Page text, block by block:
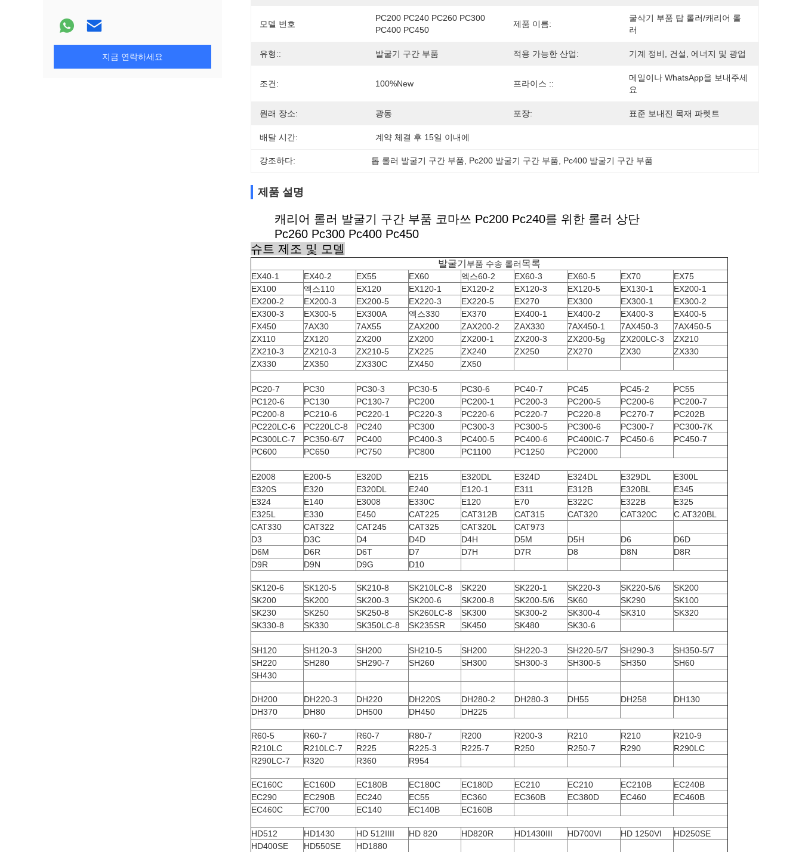
지금 연락하세요
모델 번호
PC200 PC240 PC260 PC300
PC400 PC450
제품 이름:
굴삭기 부품 탑 롤러/캐리어 롤
러
유형:: 발굴기 구간 부품 적용 가능한 산업: 기계 정비, 건설, 에너지 및 광업
조건: 100%new 프라이스 ::
메일이나 WhatsApp을 보내주세
요
원래 장소: 광동 포장: 표준 보내진 목재 파렛트
배달 시간: 계약 체결 후 15일 이내에
강조하다: 톱 롤러 발굴기 구간 부품 Pc200 발굴기 구간 부품 Pc400 발굴기 구간 부품
제품 설명
캐리어 롤러 발굴기 구간 부품 코마쓰 Pc200 Pc240를 위한 롤러 상단
Pc260 Pc300 Pc400 Pc450
슈트 제조 및 모델
발굴기 부품 수송 롤러목록
EX40-1 EX40-2 EX55 EX60 엑스60-2 EX60-3 EX60-5 EX70
EX75
EX100
엑스110 EX120 EX120-1 EX120-2 EX120-3 EX120-5 EX130-1
EX200-1
EX200-2
EX200-3 EX200-5 EX220-3 EX220-5 EX270 EX300 EX300-1
EX300-2
EX300-3
EX300-5 EX300A 엑스330 EX370 EX400-1 EX400-2 EX400-3
EX400-5
FX450
7AX30 7AX55 ZAX200 ZAX200-2 ZAX330 7AX450-1 7AX450-3
7AX450-5
ZX110
ZX120 ZX200 ZX200 ZX200-1 ZX200-3 ZX200-5g ZX200LC-3
ZX210
ZX210-3
ZX210-3 ZX210-5 ZX225 ZX240 ZX250 ZX270 ZX30
ZX330
ZX330
ZX350 ZX330C ZX450 ZX50
PC20-7 PC30 PC30-3 PC30-5 PC30-6 PC40-7 PC45 PC45-2
PC55
PC120-6
PC130 PC130-7 PC200 PC200-1 PC200-3 PC200-5 PC200-6
PC200-7
PC200-8
PC210-6 PC220-1 PC220-3 PC220-6 PC220-7 PC220-8 PC270-7
PC202B
PC220LC-6
PC220LC-8 PC240 PC300 PC300-3 PC300-5 PC300-6 PC300-7
PC300-7K
PC300LC-7
PC350-6/7 PC400 PC400-3 PC400-5 PC400-6 PC400IC-7 PC450-6
PC450-7
PC600
PC650 PC750 PC800 PC1100 PC1250 PC2000
E2008 E200-5 E320D E215 E320DL E324D E324DL E329DL
E300L
E320S
E320 E320DL E240 E120-1 E311 E312B E320BL
E345
E324
E140 E3008 E330C E120 E70 E322C E322B
E325
E325L
E330 E450 CAT225 CAT312B CAT315 CAT320 CAT320C
C.AT320BL
CAT330
CAT322 CAT245 CAT325 CAT320L
CAT973
D3
D3C D4 D4D D4H D5M D5H D6
D6D
D6M
D6R D6T D7 D7H D7R D8 D8N
D8R
D9R
D9N D9G D10
SK120-6 SK120-5 SK210-8 SK210LC-8 SK220 SK220-1 SK220-3 SK220-5/6
SK200
SK200
SK200 SK200-3 SK200-6 SK200-8 SK200-5/6 SK60 SK290
SK100
SK230
SK250 SK250-8 SK260LC-8 SK300 SK300-2 SK300-4 SK310
SK320
SK330-8
SK330 SK350LC-8 SK235SR SK450 SK480 SK30-6
SH120 SH120-3 SH200 SH210-5 SH200 SH220-3 SH220-5/7 SH290-3
SH350-5/7
SH220
SH280 SH290-7 SH260 SH300 SH300-3 SH300-5 SH350
SH60
SH430
DH200 DH220-3 DH220 DH220S DH280-2 DH280-3 DH55 DH258
DH130
DH370
DH80 DH500 DH450 DH225
R60-5 R60-7 R60-7 R80-7 R200 R200-3 R210 R210
R210-9
R210LC
R210LC-7 R225 R225-3 R225-7 R250 R250-7 R290
R290LC
R290LC-7
R320 R360 R954
EC160C EC160D EC180B EC180C EC180D EC210 EC210 EC210B
EC240B
EC290
EC290B EC240 EC55 EC360 EC360B EC380D EC460
EC460B
EC460C
EC700 EC140 EC140B EC160B
HD512 HD1430 HD 512IIII HD 820 HD820R HD1430III HD700VI HD 1250VI
HD250SE
HD400SE
HD550SE HD1880